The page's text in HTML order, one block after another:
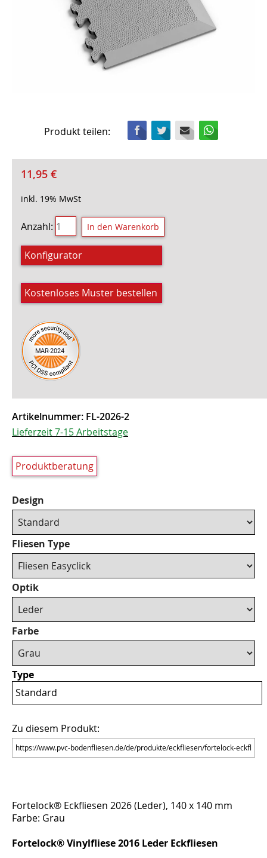
Produkt teilen: Facebook
Twitter Mail
Artikelnummer: FL-2026-2
Lieferzeit 7-15 Arbeitstage
Produktberatung
Design
Fliesen Type
Optik
Farbe
Type
Standard
Zu diesem Produkt:
11,95 €
inkl. 19% MwSt
Anzahl:
Konfigurator
Kostenloses Muster bestellen
Fortelock® Eckfliesen 2026 (Leder), 140 x 140 mm
Farbe: Grau
Fortelock® Vinylfliese 2016 Leder Eckfliesen